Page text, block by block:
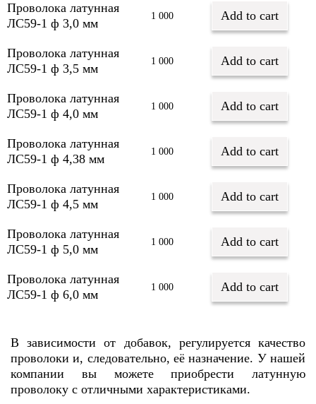
Проволока латунная
ЛС59-1 ф 3,0 мм
1 000 Add to cart
Проволока латунная
ЛС59-1 ф 3,5 мм
1 000 Add to cart
Проволока латунная
ЛС59-1 ф 4,0 мм
1 000 Add to cart
Проволока латунная
ЛС59-1 ф 4,38 мм
1 000 Add to cart
Проволока латунная
ЛС59-1 ф 4,5 мм
1 000 Add to cart
Проволока латунная
ЛС59-1 ф 5,0 мм
1 000 Add to cart
Проволока латунная
ЛС59-1 ф 6,0 мм
1 000 Add to cart
В зависимости от добавок, регулируется качество
проволоки и, следовательно, еë назначение. У нашей
компании вы можете приобрести латунную
проволоку с отличными характеристиками.